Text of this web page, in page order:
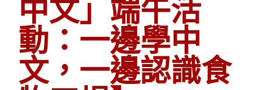
中文」端午活
動：一邊學中
文，一邊認識食